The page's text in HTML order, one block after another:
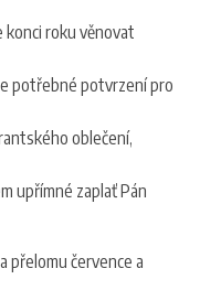
roku věnovat
potřebné potvrzení pro
oblečení,
upřímné zaplať Pán
přelomu července a